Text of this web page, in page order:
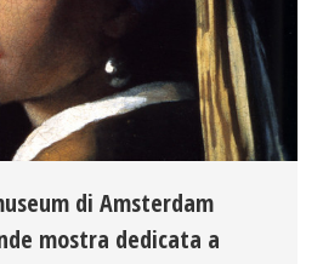
di Amsterdam
mostra dedicata a